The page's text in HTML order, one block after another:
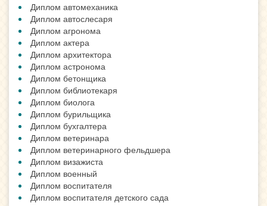
Диплом автомеханика
Диплом автослесаря
Диплом агронома
Диплом актера
Диплом архитектора
Диплом астронома
Диплом бетонщика
Диплом библиотекаря
Диплом биолога
Диплом бурильщика
Диплом бухгалтера
Диплом ветеринара
Диплом ветеринарного фельдшера
Диплом визажиста
Диплом военный
Диплом воспитателя
Диплом воспитателя детского сада